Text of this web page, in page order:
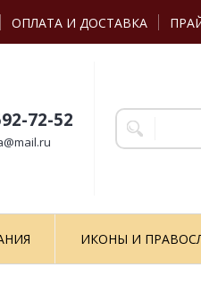
ОПЛАТА И ДОСТАВКА
72-52
ИКОНЫ И